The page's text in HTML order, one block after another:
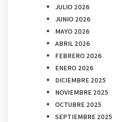
JULIO 2026
JUNIO 2026
MAYO 2026
ABRIL 2026
FEBRERO 2026
ENERO 2026
DICIEMBRE 2025
NOVIEMBRE 2025
OCTUBRE 2025
SEPTIEMBRE 2025